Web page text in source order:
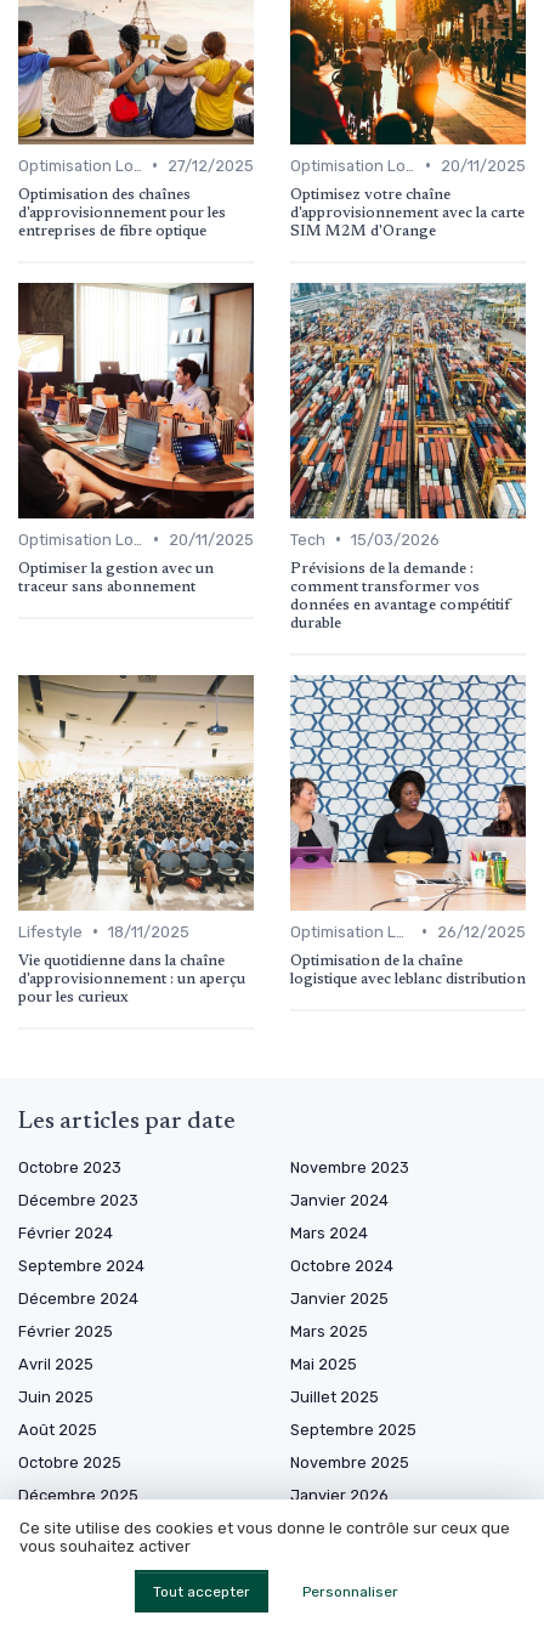
• 27/12/2025
Optimisation des chaînes
d'approvisionnement pour les
entreprises de fibre optique
• 20/11/2025
Optimisez votre chaîne
d'approvisionnement avec la carte
SIM M2M d'Orange
• 20/11/2025
Optimiser la gestion avec un
traceur sans abonnement
Tech • 15/03/2026
Prévisions de la demande :
comment transformer vos
données en avantage compétitif
durable
Lifestyle • 18/11/2025
Vie quotidienne dans la chaîne
d'approvisionnement : un aperçu
pour les curieux
• 26/12/2025
Optimisation de la chaîne
logistique avec leblanc distribution
Les articles par date
Octobre 2023
Novembre 2023
Décembre 2023
Janvier 2024
Février 2024
Mars 2024
Septembre 2024
Octobre 2024
Décembre 2024
Janvier 2025
Février 2025
Mars 2025
Avril 2025
Mai 2025
Juin 2025
Juillet 2025
Août 2025
Septembre 2025
Octobre 2025
Novembre 2025
Décembre 2025
Janvier 2026
Février 2026
Mars 2026
Juillet 2026
Ce site utilise des cookies et vous donne le contrôle sur ceux que
vous souhaitez activer
Tout accepter Personnaliser